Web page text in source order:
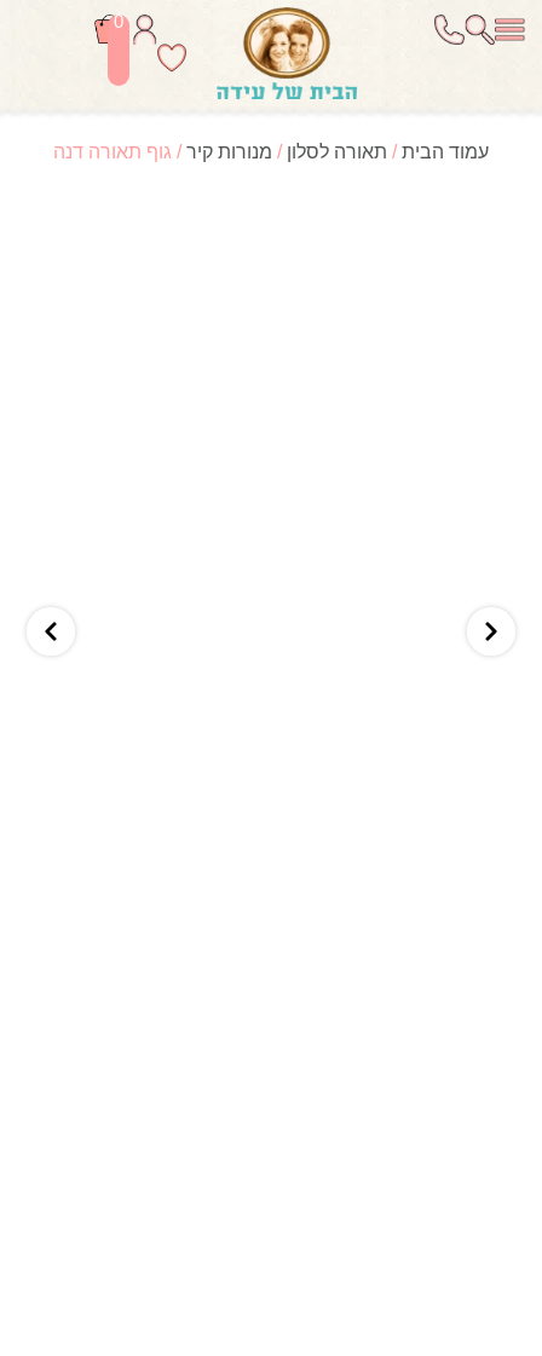
0
עמוד הבית/ תאורה לסלון / מנורות קיר/ גוף תאורה דנה